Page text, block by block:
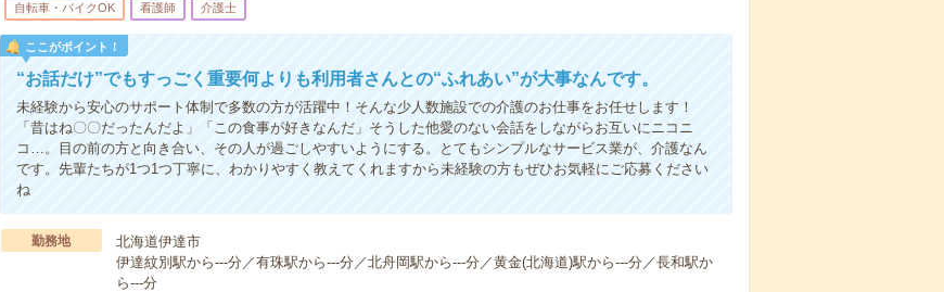
自転車・バイクOK 看護師 介護士
ここがポイント！
“お話だけ”でもすっごく重要何よりも利用者さんとの“ふれあい”が大事なんです。
未経験から安心のサポート体制で多数の方が活躍中！そんな少人数施設での介護のお仕事をお任せします！
「昔はね〇〇だったんだよ」「この食事が好きなんだ」そうした他愛のない会話をしながらお互いにニコニ
コ…。目の前の方と向き合い、その人が過ごしやすいようにする。とてもシンプルなサービス業が、介護なん
です。先輩たちが1つ1つ丁寧に、わかりやすく教えてくれますから未経験の方もぜひお気軽にご応募ください
ね
勤務地
北海道伊達市
伊達紋別駅から---分／有珠駅から---分／北舟岡駅から---分／黄金(北海道)駅から---分／長和駅か
ら---分